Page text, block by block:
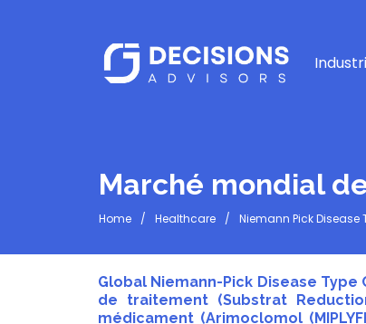
Marché mondial
Home Healthcare Niemann Pick Disease
Global Niemann-Pick Disease Type
de traitement (Substrat
médicament (Arimoclomol